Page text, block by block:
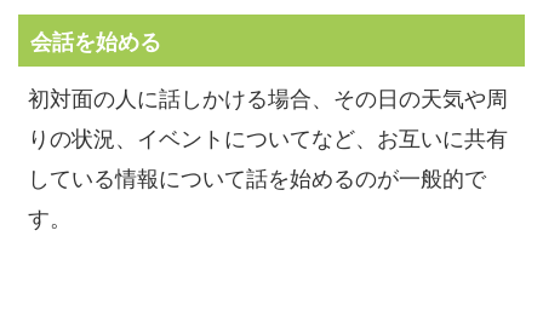
会話を始める
初対面の人に話しかける場合、その日の天気や周
りの状況、イベントについてなど、お互いに共有
している情報について話を始めるのが一般的で
す。